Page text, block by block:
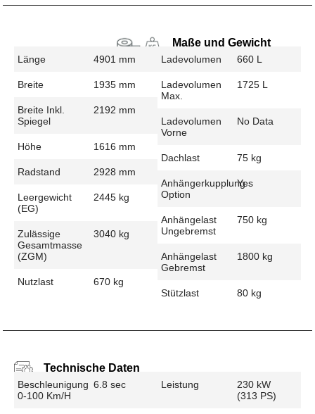
Maße und Gewicht
Länge 4901 mm
Breite 1935 mm
Breite Inkl.
Spiegel
2192 mm
Höhe 1616 mm
Radstand 2928 mm
Leergewicht
(EG)
2445 kg
Zulässige
Gesamtmasse
(zGM)
3040 kg
Nutzlast 670 kg
Ladevolumen 660 L
Ladevolumen
Max.
1725 L
Ladevolumen
Vorne
No Data
Dachlast 75 kg
Anhängerkupplung
Option
Yes
Anhängelast
Ungebremst
750 kg
Anhängelast
Gebremst
1800 kg
Stützlast 80 kg
Technische Daten
Beschleunigung
0-100 Km/h
6.8 sec Leistung
230 kW
(313 PS)